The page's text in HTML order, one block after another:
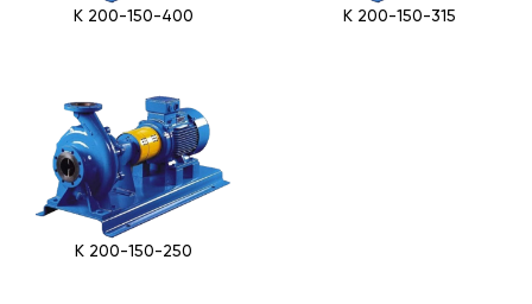
К 200-150-400 К 200-150-315
К 200-150-250